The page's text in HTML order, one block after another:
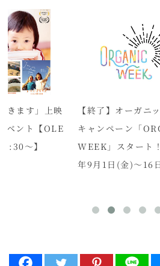
きます」上映
ベント【OLE
～】
【終了】オーガニ
キャンペーン「
WEEK」スタート
年9月1日(金)～16